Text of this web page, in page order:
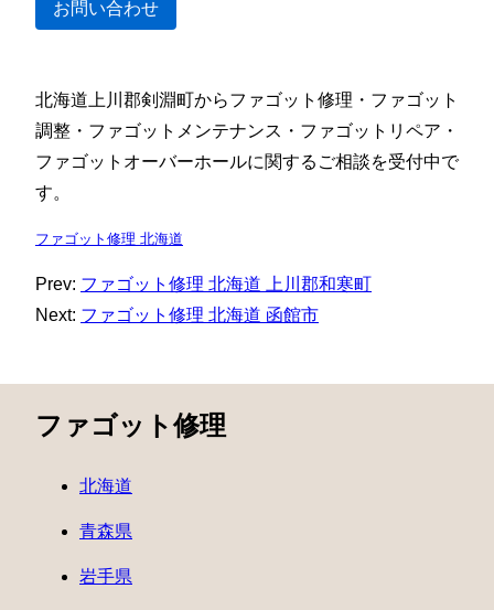
お問い合わせ
北海道上川郡剣淵町からファゴット修理・ファゴット
調整・ファゴットメンテナンス・ファゴットリペア・
ファゴットオーバーホールに関するご相談を受付中で
す。
ファゴット修理 北海道
Prev: ファゴット修理 北海道 上川郡和寒町
Next: ファゴット修理 北海道 函館市
ファゴット修理
北海道
青森県
岩手県